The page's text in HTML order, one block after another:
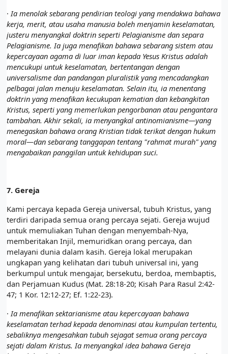
· Ia menolak sebarang pendirian teologi yang mendakwa bahawa
kerja, merit, atau usaha manusia boleh menjamin keselamatan,
justeru menyangkal doktrin seperti Pelagianisme dan separa
Pelagianisme. Ia juga menafikan bahawa sebarang sistem atau
kepercayaan agama di luar iman kepada Yesus Kristus adalah
mencukupi untuk keselamatan, bertentangan dengan
universalisme dan pandangan pluralistik yang mencadangkan
pelbagai jalan menuju keselamatan. Selain itu, ia menentang
doktrin yang menafikan kecukupan kematian dan kebangkitan
Kristus, seperti yang memerlukan pengorbanan atau pengantara
tambahan. Akhir sekali, ia menyangkal antinomianisme—yang
menegaskan bahawa orang Kristian tidak terikat dengan hukum
moral—dan sebarang tanggapan tentang "rahmat murah" yang
mengabaikan panggilan untuk kehidupan suci.
7. Gereja
Kami percaya kepada Gereja universal, tubuh Kristus, yang
terdiri daripada semua orang percaya sejati. Gereja wujud
untuk memuliakan Tuhan dengan menyembah-Nya,
memberitakan Injil, memuridkan orang percaya, dan
melayani dunia dalam kasih. Gereja lokal merupakan
ungkapan yang kelihatan dari tubuh universal ini, yang
berkumpul untuk mengajar, bersekutu, berdoa, membaptis,
dan Perjamuan Kudus (Mat. 28:18-20; Kisah Para Rasul 2:42-
47; 1 Kor. 12:12-27; Ef. 1:22-23).
· Ia menafikan sektarianisme atau kepercayaan bahawa
keselamatan terhad kepada denominasi atau kumpulan tertentu,
sebaliknya mengesahkan tubuh sejagat semua orang percaya
sejati dalam Kristus. Ia menyangkal idea bahawa Gereja